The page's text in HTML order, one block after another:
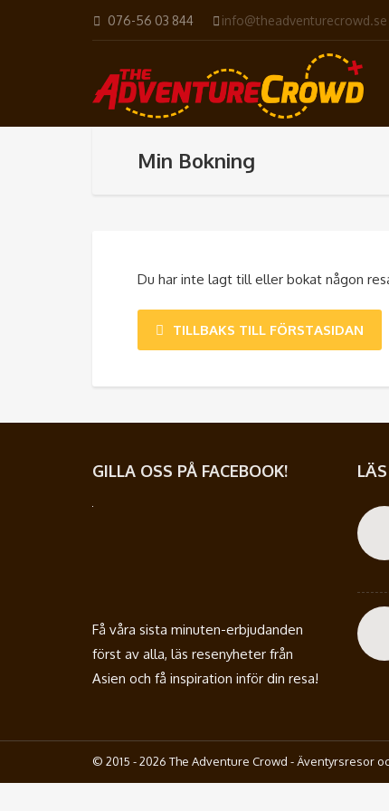
076-56 03 844 info@theadventurecrowd.se
Min Bokning
Du har inte lagt till eller bokat någon
TILLBAKS TILL FÖRSTASIDAN
GILLA OSS PÅ FACEBOOK!
Få våra sista minuten-erbjudanden
först av alla, läs resenyheter från
Asien och få inspiration inför din resa!
© 2015 - 2026 The Adventure Crowd - Äventyrsresor